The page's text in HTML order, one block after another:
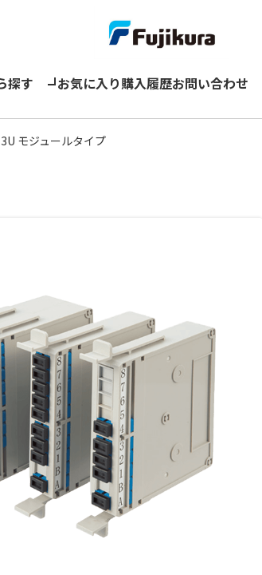
探す お気に入り購入履歴お問い合わせ
モジュールタイプ